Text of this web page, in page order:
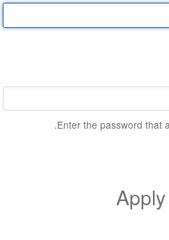
Enter the password that